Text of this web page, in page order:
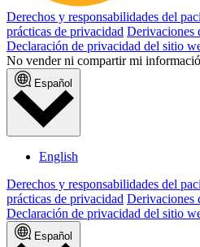
Derechos y responsabilidades del
prácticas de privacidad Derivaciones
Declaración de privacidad del sitio
No vender ni compartir mi
Español
English
Derechos y responsabilidades del
prácticas de privacidad Derivaciones
Declaración de privacidad del sitio
Español